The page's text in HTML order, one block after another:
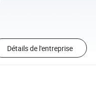
Détails de l'entreprise